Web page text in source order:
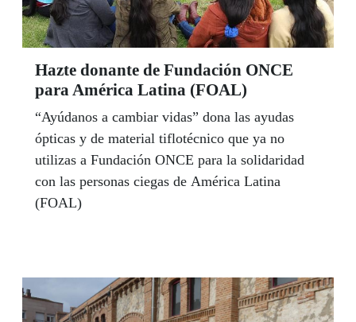
Hazte donante de Fundación ONCE
para América Latina (FOAL)
“Ayúdanos a cambiar vidas” dona las ayudas
ópticas y de material tiflotécnico que ya no
utilizas a Fundación ONCE para la solidaridad
con las personas ciegas de América Latina
(FOAL)